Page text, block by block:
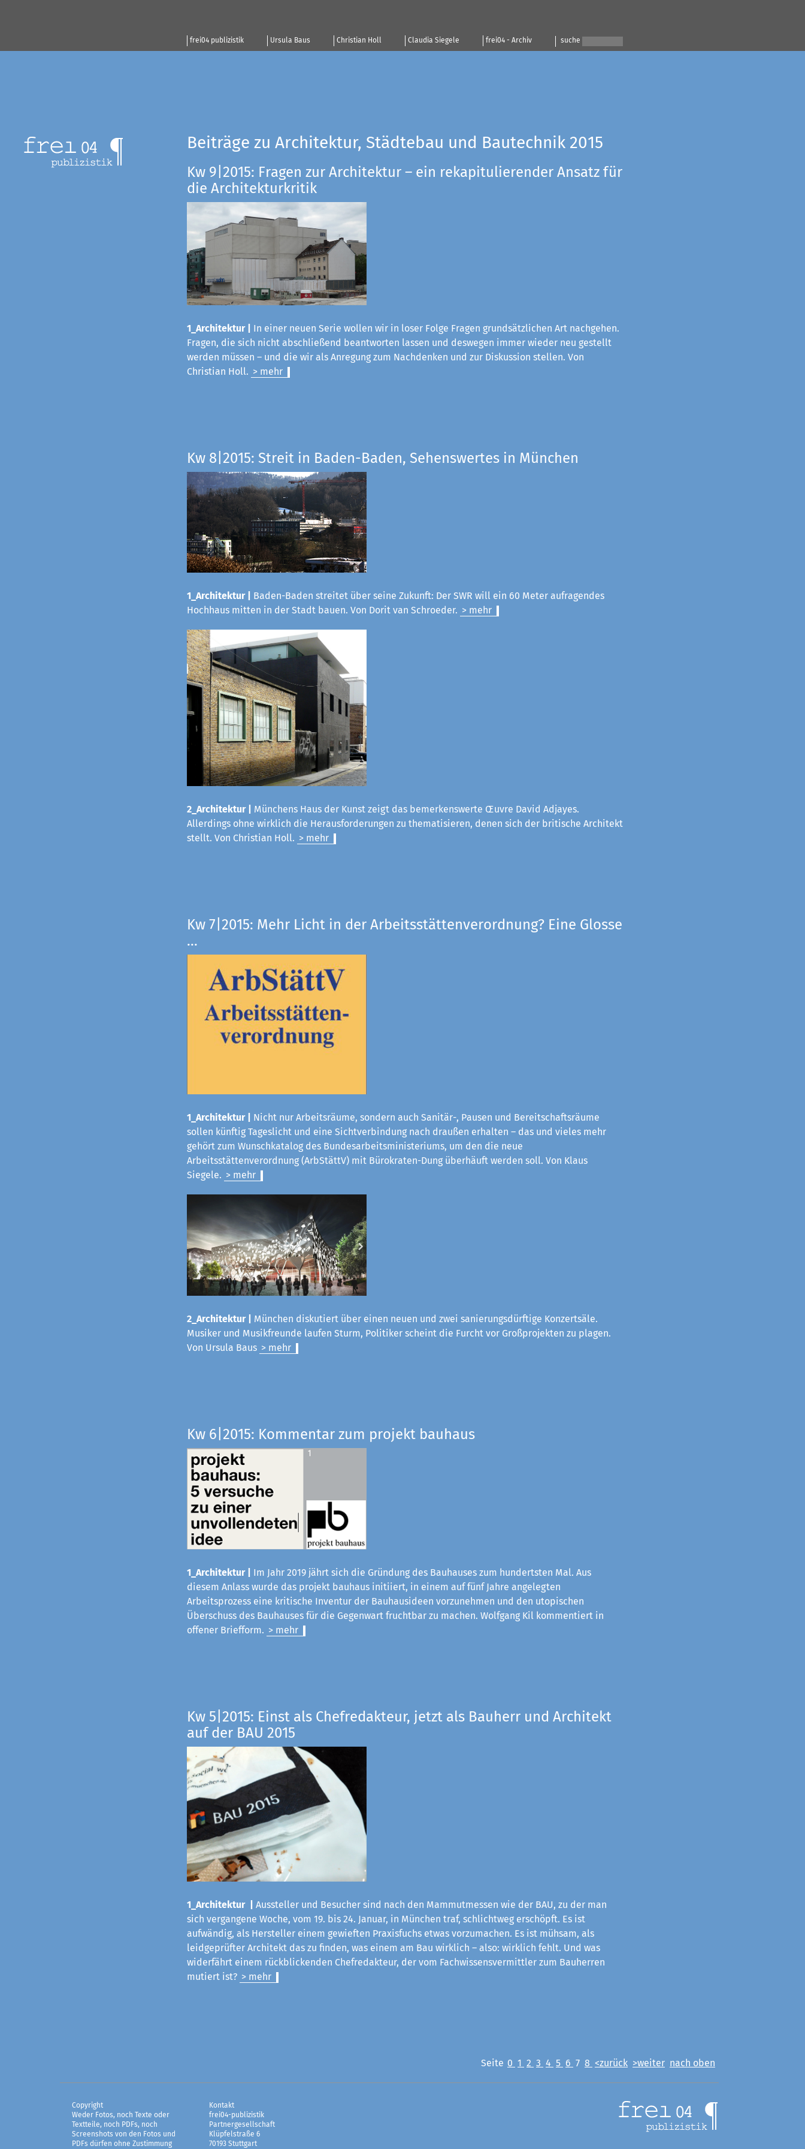
frei04 publizistik Ursula Baus Christian Holl Claudia Siegele frei04 - Archiv suche
Beiträge zu Architektur, Städtebau und Bautechnik 2015
Kw 9|2015: Fragen zur Architektur – ein rekapitulierender Ansatz für
die Architekturkritik
1_Architektur |
In einer neuen Serie wollen wir in loser Folge Fragen grundsätzlichen Art nachgehen.
Fragen, die sich nicht abschließend beantworten lassen und deswegen immer wieder neu gestellt
werden müssen – und die wir als Anregung zum Nachdenken und zur Diskussion stellen. Von
Christian Holl. > mehr
Kw 8|2015: Streit in Baden-Baden, Sehenswertes in München
1_Architektur |
Baden-Baden streitet über seine Zukunft: Der SWR will ein 60 Meter aufragendes
Hochhaus mitten in der Stadt bauen. Von Dorit van Schroeder. > mehr
2_Architektur | Münchens Haus der Kunst zeigt das bemerkenswerte Œuvre David Adjayes.
Allerdings ohne wirklich die Herausforderungen zu thematisieren, denen sich der britische Architekt
stellt. Von Christian Holl. > mehr
Kw 7|2015: Mehr Licht in der Arbeitsstättenverordnung? Eine Glosse
...
1_Architektur |
Nicht nur Arbeitsräume, sondern auch Sanitär-, Pausen und Bereitschaftsräume
sollen künftig Tageslicht und eine Sichtverbindung nach draußen erhalten – das und vieles mehr
gehört zum Wunschkatalog des Bundesarbeitsministeriums, um den die neue
Arbeitsstättenverordnung (ArbStättV) mit Bürokraten-Dung überhäuft werden soll. Von Klaus
Siegele. > mehr
2_Architektur |
München diskutiert über einen neuen und zwei sanierungsdürftige Konzertsäle.
Musiker und Musikfreunde laufen Sturm, Politiker scheint die Furcht vor Großprojekten zu plagen.
Von Ursula Baus > mehr
Kw 6|2015: Kommentar zum projekt bauhaus
1_Architektur |
Im Jahr 2019 jährt sich die Gründung des Bauhauses zum hundertsten Mal. Aus
diesem Anlass wurde das projekt bauhaus initiiert, in einem auf fünf Jahre angelegten
Arbeitsprozess eine kritische Inventur der Bauhaus­ideen vorzunehmen und den utopischen
Überschuss des Bauhauses für die Gegenwart fruchtbar zu machen. Wolfgang Kil kommentiert in
offener Briefform. > mehr
Kw 5|2015: Einst als Chefredakteur, jetzt als Bauherr und Architekt
auf der BAU 2015
1_Architektur |
Aussteller und Besucher sind nach den Mammutmessen wie der BAU, zu der man
sich vergangene Woche, vom 19. bis 24. Januar, in München traf, schlichtweg erschöpft. Es ist
aufwändig, als Hersteller einem gewieften Praxisfuchs etwas vorzumachen. Es ist mühsam, als
leidgeprüfter Architekt das zu finden, was einem am Bau wirklich – also: wirklich fehlt. Und was
widerfährt einem rückblickenden Chefredakteur, der vom Fachwissensvermittler zum Bauherren
mutiert ist? > mehr
Seite 0 1 2 3 4 5 6 7 8 <zurück >weiter nach oben
Copyright
Weder Fotos, noch Texte oder
Textteile, noch PDFs, noch
Screenshots von den Fotos und
PDFs dürfen ohne Zustimmung
Kontakt
frei04-publizistik
Partnergesellschaft
Klüpfelstraße 6
70193 Stuttgart